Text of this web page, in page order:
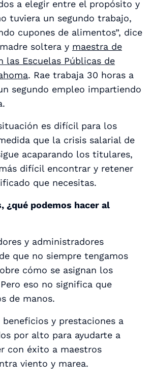
a elegir entre el propósito y
tuviera un segundo trabajo,
cupones de alimentos”, dice
soltera y maestra de
las Escuelas Públicas de
. Rae trabaja 30 horas a
segundo empleo impartiendo
es difícil para los
que la crisis salarial de
acaparando los titulares,
difícil encontrar y retener
que necesitas.
¿qué podemos hacer al
y administradores
que no siempre tengamos
cómo se asignan los
eso no significa que
de manos.
beneficios y prestaciones a
por alto para ayudarte a
con éxito a maestros
viento y marea.